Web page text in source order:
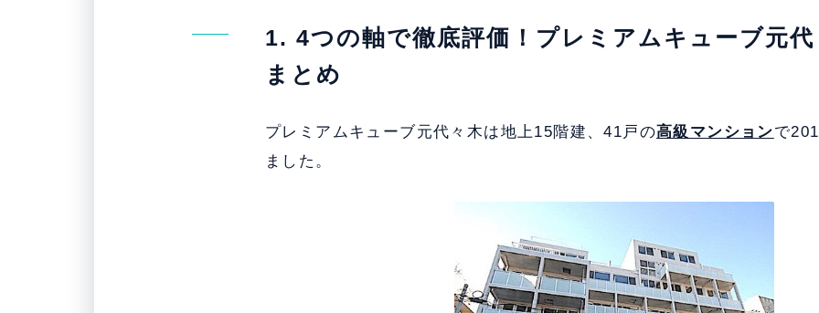
1. 4つの軸で徹底評価！プレミアムキューブ元
まとめ
プレミアムキューブ元代々木は地上15階建、41戸の高級マンションで
ました。